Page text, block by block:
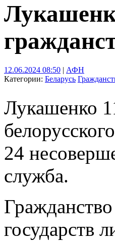
12.06.2024 08:50 | АФН
Категории: Беларусь
Лукашенко
24
служба.
государств